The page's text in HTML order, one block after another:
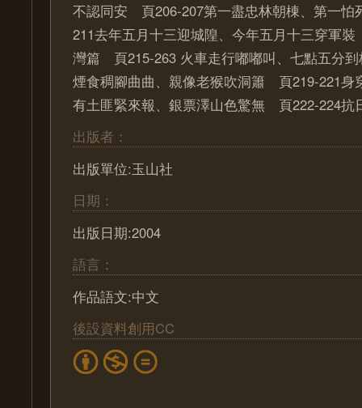
不認同安 頁206-207第一盡忠林朝棟、第一
211去年五月十三迎城隍、今年五月十三穿軍
灣篇 頁215-263 火車走行嘟嘟叫、七點五分
煙食稠腳曲曲、親像老猴吹洞簫 頁219-221身
有土匪緊來報、銀票澤山色驚無 頁222-224抗
出版者：
出版單位:玉山社
日期：
出版日期:2004
語言：
作品語文:中文
後設資料創用CC